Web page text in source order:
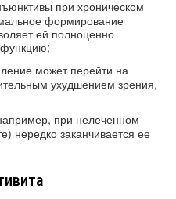
при хроническом
формирование
ей полноценно
может перейти на
ухудшением зрения,
при нелеченном
нередко заканчивается ее